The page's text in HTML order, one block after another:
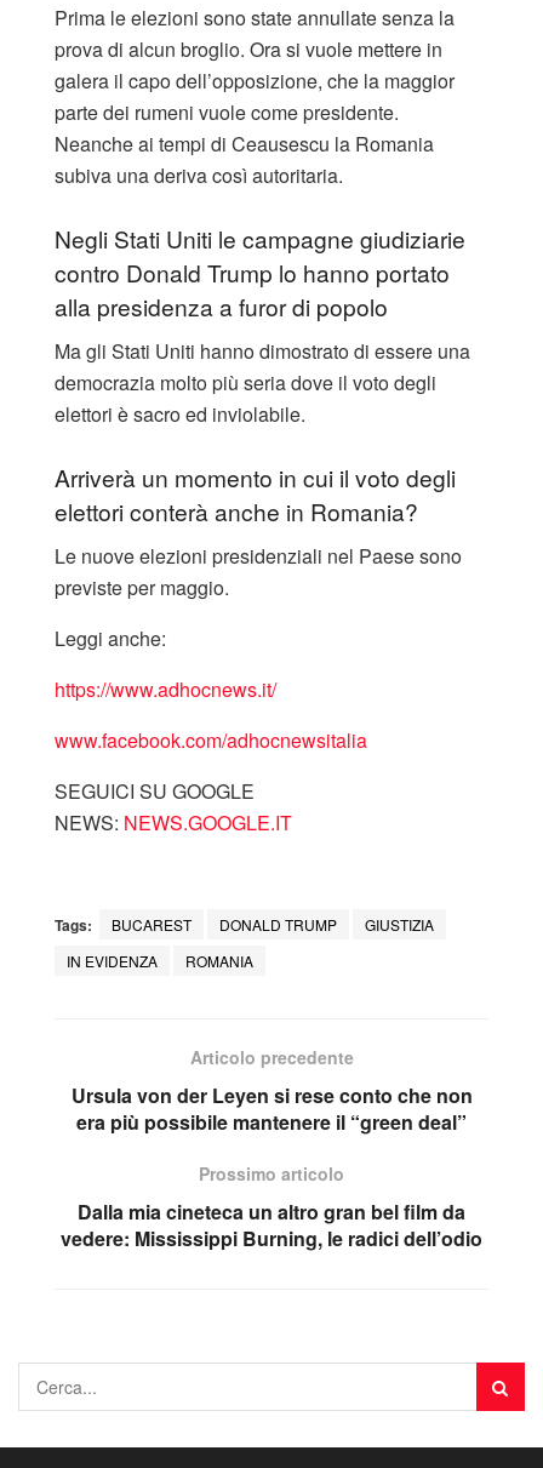
Prima le elezioni sono state annullate senza la
prova di alcun broglio. Ora si vuole mettere in
galera il capo dell’opposizione, che la maggior
parte dei rumeni vuole come presidente.
Neanche ai tempi di Ceausescu la Romania
subiva una deriva così autoritaria.
Negli Stati Uniti le campagne giudiziarie
contro Donald Trump lo hanno portato
alla presidenza a furor di popolo
Ma gli Stati Uniti hanno dimostrato di essere una
democrazia molto più seria dove il voto degli
elettori è sacro ed inviolabile.
Arriverà un momento in cui il voto degli
elettori conterà anche in Romania?
Le nuove elezioni presidenziali nel Paese sono
previste per maggio.
Leggi anche:
https://www.adhocnews.it/
www.facebook.com/adhocnewsitalia
SEGUICI SU GOOGLE
NEWS: NEWS.GOOGLE.IT
Tags: BUCAREST DONALD TRUMP
GIUSTIZIA
IN EVIDENZA
ROMANIA
Articolo precedente
Ursula von der Leyen si rese conto che non
era più possibile mantenere il “green deal”
Prossimo articolo
Dalla mia cineteca un altro gran bel film da
vedere: Mississippi Burning, le radici dell’odio